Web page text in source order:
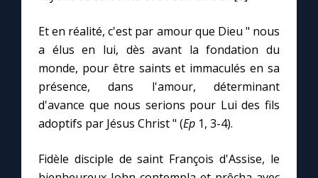
Et en réalité, c'est par amour que Dieu " nous
a élus en lui, dès avant la fondation du
monde, pour être saints et immaculés en sa
présence, dans l'amour, déterminant
d'avance que nous serions pour Lui des fils
adoptifs par Jésus Christ " (Ep 1, 3-4).
Fidèle disciple de saint François d'Assise, le